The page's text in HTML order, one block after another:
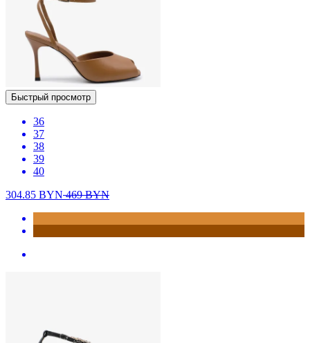
Быстрый просмотр
36
37
38
39
40
304.85 BYN469BYN